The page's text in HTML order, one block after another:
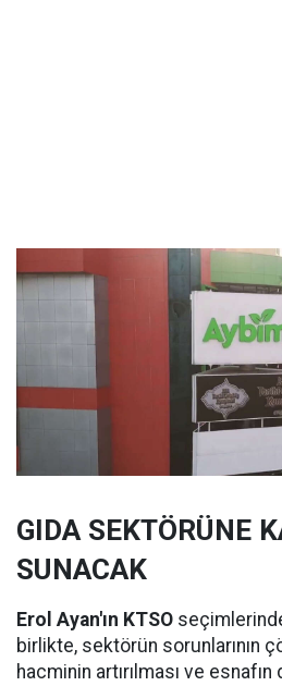
GIDA SEKTÖRÜNE
SUNACAK
Erol Ayan'ın KTSO
birlikte, sektörün sorunlarının
hacminin artırılması ve